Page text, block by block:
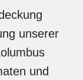
unserer
und